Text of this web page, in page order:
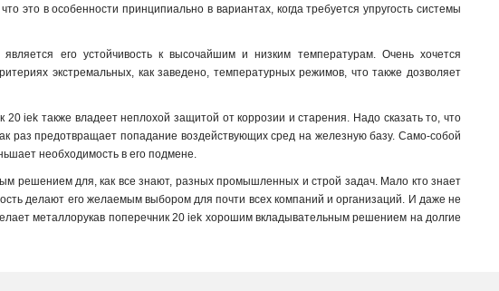
это в особенности принципиально в вариантах, когда требуется упругость системы
его устойчивость к высочайшим и низким температурам. Очень хочется
экстремальных, как заведено, температурных режимов, что также дозволяет
iek также владеет неплохой защитой от коррозии и старения. Надо сказать то, что
раз предотвращает попадание воздействующих сред на железную базу. Само-собой
необходимость в его подмене.
решением для, как все знают, разных промышленных и строй задач. Мало кто знает
делают его желаемым выбором для почти всех компаний и организаций. И даже не
металлорукав поперечник 20 iek хорошим вкладывательным решением на долгие